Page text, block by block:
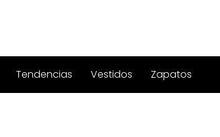
Tendencias Vestidos Zapatos